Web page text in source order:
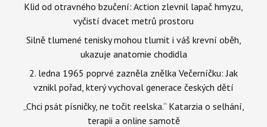
Klid od otravného bzučení: Action zlevnil lapač hmyzu,
vyčistí dvacet metrů prostoru
Silně tlumené tenisky mohou tlumit i váš krevní oběh,
ukazuje anatomie chodidla
2. ledna 1965 poprvé zazněla znělka Večerníčku: Jak
vznikl pořad, který vychoval generace českých dětí
„Chci psát písničky, ne točit reelska.“ Katarzia o selhání,
terapii a online samotě